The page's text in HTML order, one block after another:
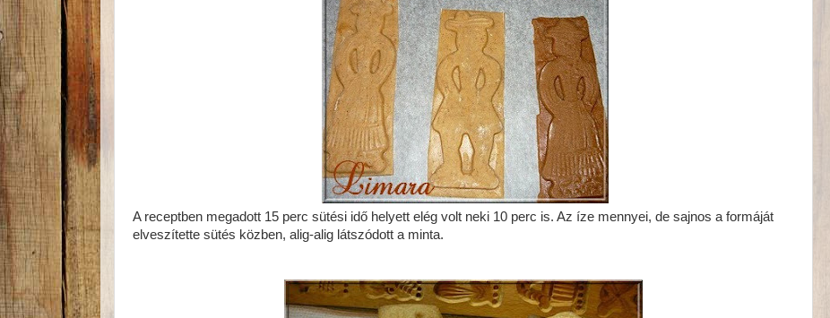
A receptben megadott 15 perc sütési idő helyett elég volt neki 10 perc is. Az íze mennyei, de sajnos a formáját
elveszítette sütés közben, alig-alig látszódott a minta.